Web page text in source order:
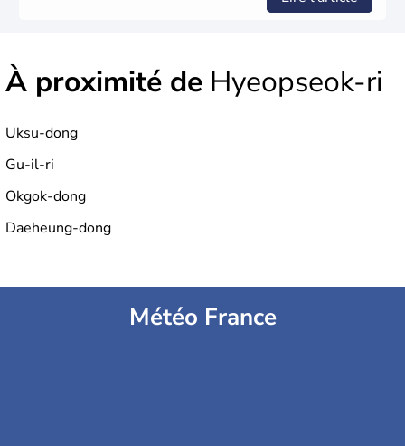
À proximité de Hyeopseok-ri
Uksu-dong
Gu-il-ri
Okgok-dong
Daeheung-dong
Météo France